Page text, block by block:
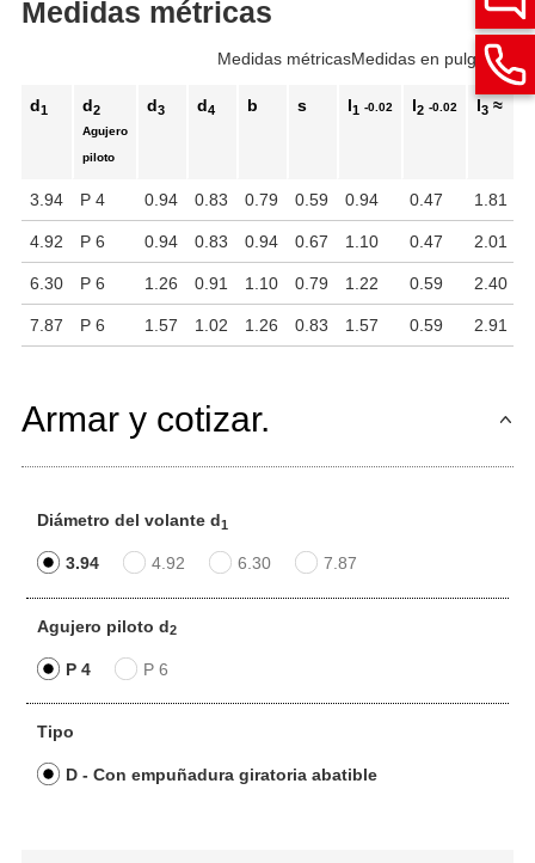
Medidas métricas
Medidas métricasMedidas en pulgadas
d1 d2
Agujero
piloto
d3 d4 b s l1 -0.02 l2 -0.02 l3≈ l
3.94 P 4 0.94 0.83 0.79 0.59 0.94 0.47 1.81
4.92 P 6 0.94 0.83 0.94 0.67 1.10 0.47 2.01
6.30 P 6 1.26 0.91 1.10 0.79 1.22 0.59 2.40
7.87 P 6 1.57 1.02 1.26 0.83 1.57 0.59 2.91
Armar y cotizar.
Diámetro del volante d1
3.94 4.92 6.30 7.87
Agujero piloto d2
P 4 P 6
Tipo
D - Con empuñadura giratoria abatible